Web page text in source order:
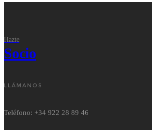
Hazte
Socio
LLÁMANOS
Teléfono: +34 922 28 89 46